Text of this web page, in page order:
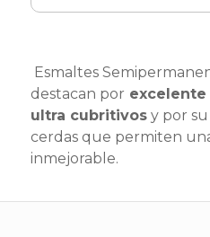
Esmaltes
destacan por excelente
ultra cubritivosy por su
cerdas que permiten
inmejorable.